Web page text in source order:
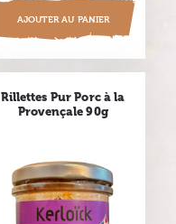
AJOUTER AU PANIER
Rillettes Pur Porc à la
Provençale 90g